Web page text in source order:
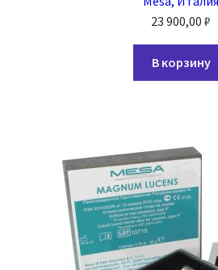
23 900,00 ₽
В корзину